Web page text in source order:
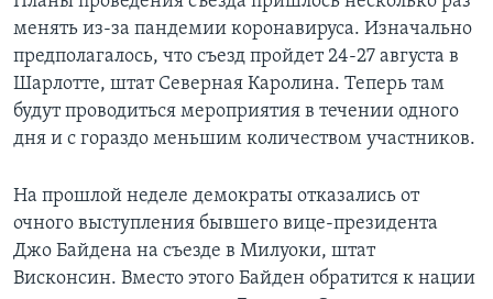
менять из-за пандемии коронавируса. Изначально
предполагалось, что съезд пройдет 24-27 августа в
Шарлотте, штат Северная Каролина. Теперь там
будут проводиться мероприятия в течении одного
дня и с гораздо меньшим количеством участников.
На прошлой неделе демократы отказались от
очного выступления бывшего вице-президента
Джо Байдена на съезде в Милуоки, штат
Висконсин. Вместо этого Байден обратится к нации